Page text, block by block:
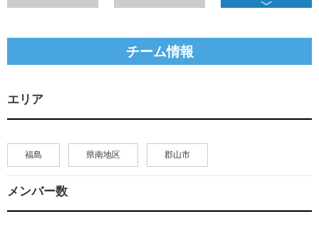
チーム情報
エリア
福島 県南地区 郡山市
メンバー数